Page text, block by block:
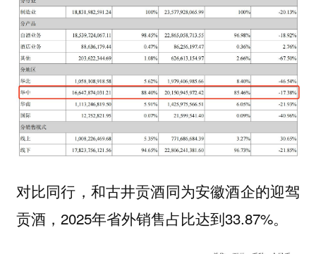
对比同行，和古井贡酒同为安徽酒企的迎驾
贡酒，2025年省外销售占比达到33.87%。